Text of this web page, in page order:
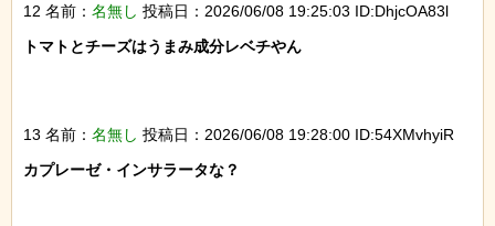
12 名前： 名無し 投稿日：2026/06/08 19:25:03 ID:DhjcOA83l
トマトとチーズはうまみ成分レベチやん
13 名前： 名無し 投稿日：2026/06/08 19:28:00 ID:54XMvhyiR
カプレーゼ・インサラータな？